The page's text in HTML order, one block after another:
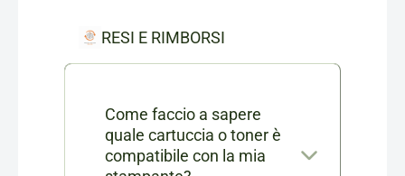
RESI E RIMBORSI
Come faccio a sapere
quale cartuccia o toner è
compatibile con la mia